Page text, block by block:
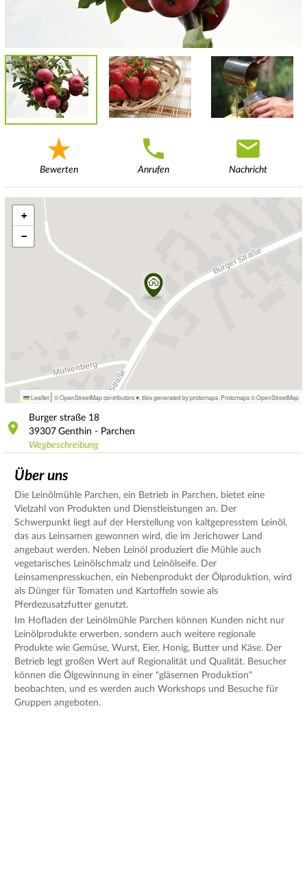
Bewerten Anrufen Nachricht
+
−
Leaflet | © OpenStreetMap contributors ♥, tiles generated by protomaps Protomaps©OpenStreetMap
Burger straße 18
39307 Genthin - Parchen
Wegbeschreibung
Über uns
Die Leinölmühle Parchen, ein Betrieb in Parchen, bietet eine
Vielzahl von Produkten und Dienstleistungen an. Der
Schwerpunkt liegt auf der Herstellung von kaltgepresstem Leinöl,
das aus Leinsamen gewonnen wird, die im Jerichower Land
angebaut werden. Neben Leinöl produziert die Mühle auch
vegetarisches Leinölschmalz und Leinölseife. Der
Leinsamenpresskuchen, ein Nebenprodukt der Ölproduktion, wird
als Dünger für Tomaten und Kartoffeln sowie als
Pferdezusatzfutter genutzt.
Im Hofladen der Leinölmühle Parchen können Kunden nicht nur
Leinölprodukte erwerben, sondern auch weitere regionale
Produkte wie Gemüse, Wurst, Eier, Honig, Butter und Käse. Der
Betrieb legt großen Wert auf Regionalität und Qualität. Besucher
können die Ölgewinnung in einer "gläsernen Produktion"
beobachten, und es werden auch Workshops und Besuche für
Gruppen angeboten.